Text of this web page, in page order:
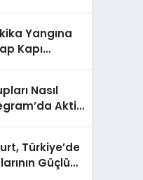
Yangına
Kapı
Nasıl
Aktif
Türkiye’de
Güçlü